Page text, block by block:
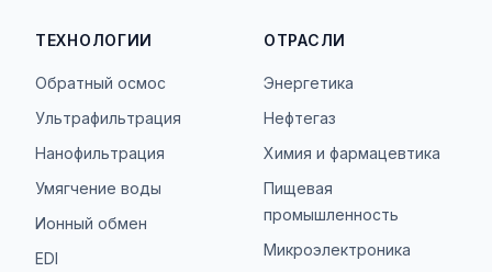
ТЕХНОЛОГИИ
Обратный осмос
Ультрафильтрация
Нанофильтрация
Умягчение воды
Ионный обмен
EDI
ОТРАСЛИ
Энергетика
Нефтегаз
Химия и фармацевтика
Пищевая
промышленность
Микроэлектроника